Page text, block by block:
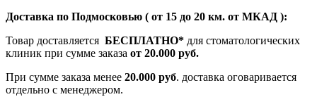
Доставка по Подмосковью ( от 15 до 20 км. от МКАД ):
Товар доставляется БЕСПЛАТНО* для стоматологических
клиник при сумме заказа от 20.000 руб.
При сумме заказа менее 20.000 руб. доставка оговаривается
отдельно с менеджером.